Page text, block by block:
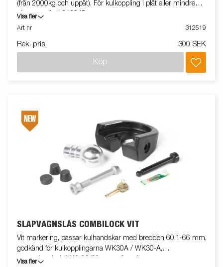
(från 2000kg och uppåt). För kulkoppling i plåt eller mindre
gjutna använd 313945
Visa fler
Art nr
312519
Rek. pris 300 SEK
Köp
SLÄPVAGNSLÅS COMBILOCK VIT
Vit markering, passar kulhandskar med bredden 60,1-66 mm,
godkänd för kulkopplingarna WK30A / WK30-A,
monteringsbult M12 80/98mm + 2 st distanser.
Visa fler